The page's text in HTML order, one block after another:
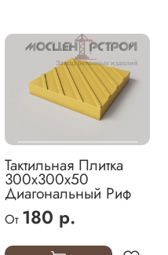
Тактильная Плитка
300х300х50
Диагональный Риф
От 180 р.